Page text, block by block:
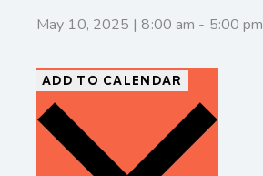
May 10, 2025 | 8:00 am - 5:00 pm
ADD TO CALENDAR